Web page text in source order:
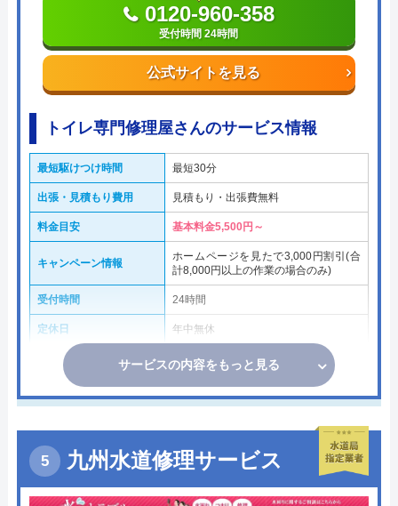
公式サイトを見る
0120-960-358
受付時間 24時間
トイレ専門修理屋さんのサービス情報
最短駆けつけ時間 最短30分
出張・見積もり費用 見積もり・出張費無料
料金目安 基本料金5,500円～
キャンペーン情報
ホームページを見たで3,000円割引(合
計8,000円以上の作業の場合のみ)
受付時間 24時間
定休日 年中無休
サービスの内容をもっと見る
九州水道修理サービス